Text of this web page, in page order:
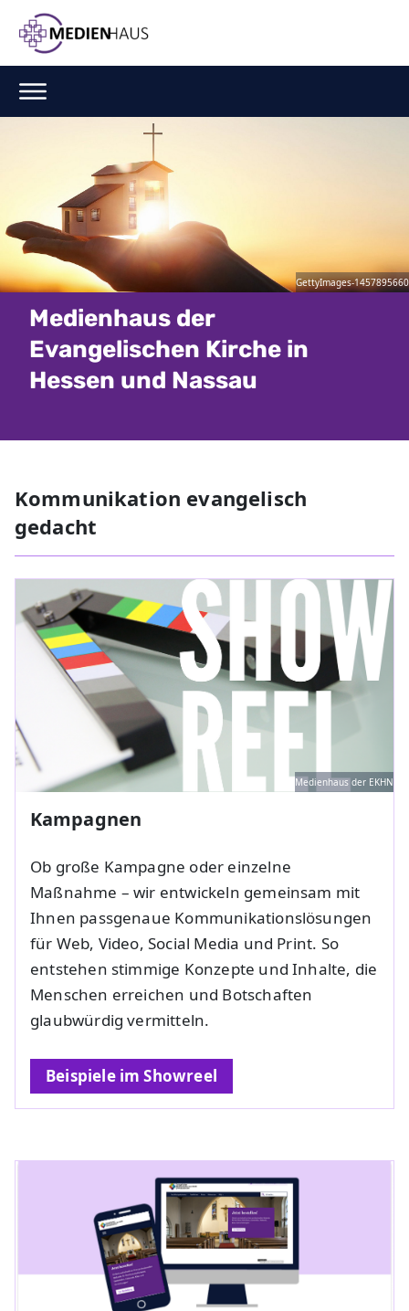
GettyImages-1457895660
Medienhaus der
Evangelischen Kirche in
Hessen und Nassau
Kommunikation evangelisch
gedacht
Medienhaus der EKHN
Kampagnen
Ob große Kampagne oder einzelne
Maßnahme – wir entwickeln gemeinsam mit
Ihnen passgenaue Kommunikationslösungen
für Web, Video, Social Media und Print. So
entstehen stimmige Konzepte und Inhalte, die
Menschen erreichen und Botschaften
glaubwürdig vermitteln.
Beispiele im Showreel